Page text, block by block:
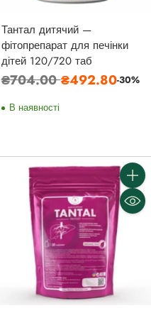
Тантал дитячий —
фітопрепарат для печінки
дітей 120/720 таб
Звичайна
₴704.00₴492.80-30%
В наявності